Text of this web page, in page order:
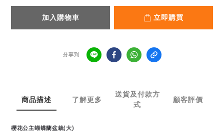
加入購物車 立即購買
分享到
商品描述 了解更多
送貨及付款方
式
顧客評價
櫻花公主蝴蝶蘭盆栽(大)